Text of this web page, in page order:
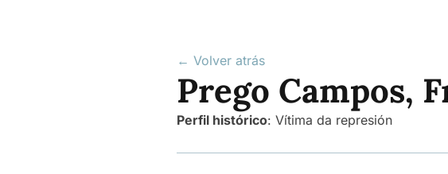
← Volver atrás
Prego Campos,
Perfil histórico: Vítima da represión